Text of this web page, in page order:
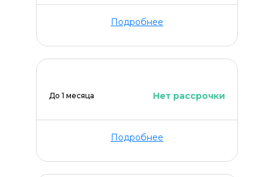
Подробнее
До 1 месяца Нет рассрочки
Подробнее